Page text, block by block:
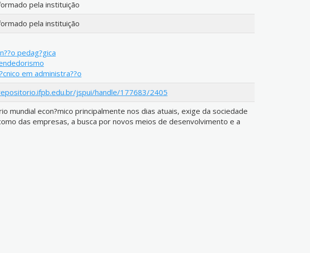
pela instituição
pela instituição
pedag?gica
em administra??o
jspui/handle/177683/2405
mundial econ?mico principalmente nos dias atuais, exige da sociedade
das empresas, a busca por novos meios de desenvolvimento e a